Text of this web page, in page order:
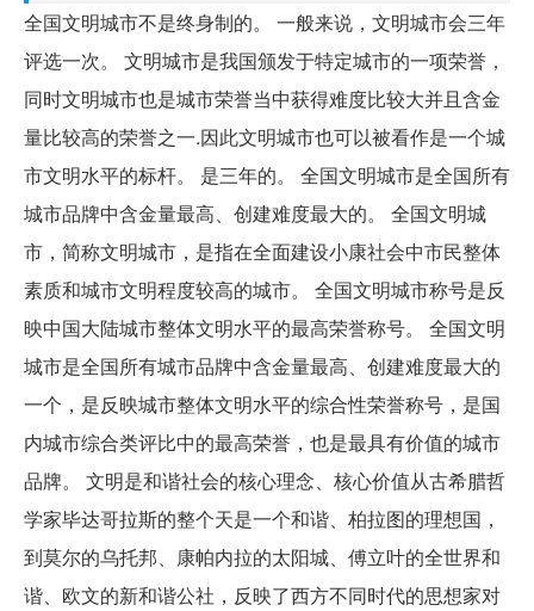
全国文明城市不是终身制的。 一般来说，文明城市会三年
评选一次。 文明城市是我国颁发于特定城市的一项荣誉，
同时文明城市也是城市荣誉当中获得难度比较大并且含金
量比较高的荣誉之一.因此文明城市也可以被看作是一个城
市文明水平的标杆。 是三年的。 全国文明城市是全国所有
城市品牌中含金量最高、创建难度最大的。 全国文明城
市，简称文明城市，是指在全面建设小康社会中市民整体
素质和城市文明程度较高的城市。 全国文明城市称号是反
映中国大陆城市整体文明水平的最高荣誉称号。 全国文明
城市是全国所有城市品牌中含金量最高、创建难度最大的
一个，是反映城市整体文明水平的综合性荣誉称号，是国
内城市综合类评比中的最高荣誉，也是最具有价值的城市
品牌。 文明是和谐社会的核心理念、核心价值从古希腊哲
学家毕达哥拉斯的整个天是一个和谐、柏拉图的理想国，
到莫尔的乌托邦、康帕内拉的太阳城、傅立叶的全世界和
谐、欧文的新和谐公社，反映了西方不同时代的思想家对